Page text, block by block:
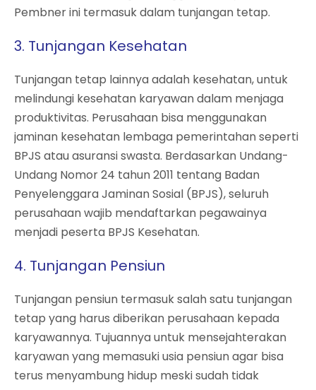
Pembner ini termasuk dalam tunjangan tetap.
3. Tunjangan Kesehatan
Tunjangan tetap lainnya adalah kesehatan, untuk
melindungi kesehatan karyawan dalam menjaga
produktivitas. Perusahaan bisa menggunakan
jaminan kesehatan lembaga pemerintahan seperti
BPJS atau asuransi swasta. Berdasarkan Undang-
Undang Nomor 24 tahun 2011 tentang Badan
Penyelenggara Jaminan Sosial (BPJS), seluruh
perusahaan wajib mendaftarkan pegawainya
menjadi peserta BPJS Kesehatan.
4. Tunjangan Pensiun
Tunjangan pensiun termasuk salah satu tunjangan
tetap yang harus diberikan perusahaan kepada
karyawannya. Tujuannya untuk mensejahterakan
karyawan yang memasuki usia pensiun agar bisa
terus menyambung hidup meski sudah tidak